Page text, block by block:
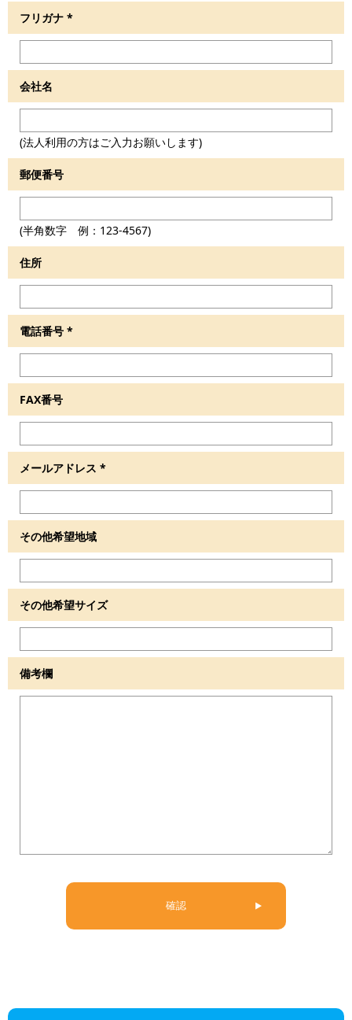
フリガナ *
会社名
(法人利用の方はご入力お願いします)
郵便番号
(半角数字 例：123-4567)
住所
電話番号 *
FAX番号
メールアドレス *
その他希望地域
その他希望サイズ
備考欄